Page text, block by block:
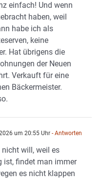
einfach! Und wenn
haben, weil
habe ich als
keine
Hat übrigens die
der Neuen
Verkauft für eine
Bäckermeister.
um 20:55 Uhr - Antworten
will, weil es
ist, findet man immer
es nicht klappen